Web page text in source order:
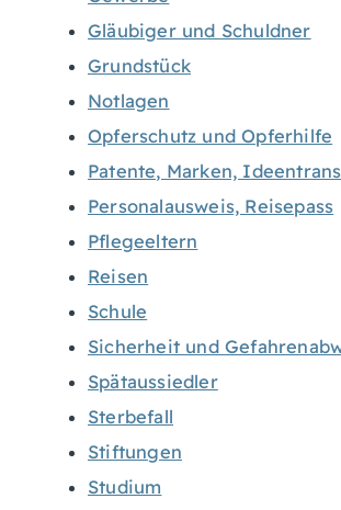
Gläubiger und Schuldner
Grundstück
Notlagen
Opferschutz und Opferhilfe
Patente, Marken,
Personalausweis, Reisepass
Pflegeeltern
Reisen
Schule
Sicherheit und
Spätaussiedler
Sterbefall
Stiftungen
Studium